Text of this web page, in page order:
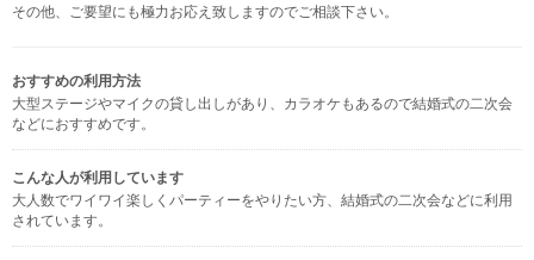
その他、ご要望にも極力お応え致しますのでご相談下さい。
おすすめの利用方法
大型ステージやマイクの貸し出しがあり、カラオケもあるので結婚式の二次会
などにおすすめです。
こんな人が利用しています
大人数でワイワイ楽しくパーティーをやりたい方、結婚式の二次会などに利用
されています。